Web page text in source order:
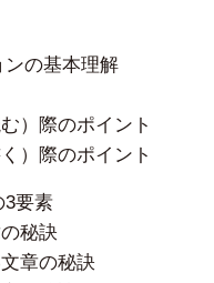
の基本理解
）際のポイント
）際のポイント
3要素
秘訣
章の秘訣